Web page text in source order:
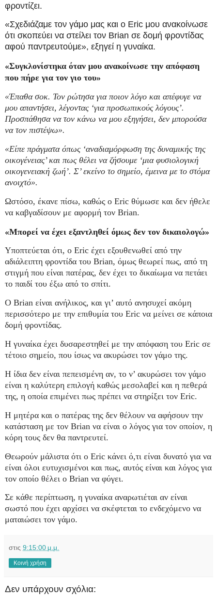
φροντίζει.
«Σχεδιάζαμε τον γάμο μας και ο Eric μου ανακοίνωσε
ότι σκοπεύει να στείλει τον Brian σε δομή φροντίδας
αφού παντρευτούμε», εξηγεί η γυναίκα.
«Συγκλονίστηκα όταν μου ανακοίνωσε την απόφαση
που πήρε για τον γιο του»
«Έπαθα σοκ. Τον ρώτησα για ποιον λόγο και απέφυγε να
μου απαντήσει, λέγοντας ‘για προσωπικούς λόγους’.
Προσπάθησα να τον κάνω να μου εξηγήσει, δεν μπορούσα
να τον πιστέψω».
«Είπε πράγματα όπως ‘αναδιαμόρφωση της δυναμικής της
οικογένειας’ και πως θέλει να ζήσουμε ‘μια φυσιολογική
οικογενειακή ζωή’. Σ’ εκείνο το σημείο, έμεινα με το στόμα
ανοιχτό».
Ωστόσο, έκανε πίσω, καθώς ο Eric θύμωσε και δεν ήθελε
να καβγαδίσουν με αφορμή τον Brian.
«Μπορεί να έχει εξαντληθεί όμως δεν τον δικαιολογώ»
Υποπτεύεται ότι, ο Eric έχει εξουθενωθεί από την
αδιάλειπτη φροντίδα του Brian, όμως θεωρεί πως, από τη
στιγμή που είναι πατέρας, δεν έχει το δικαίωμα να πετάει
το παιδί του έξω από το σπίτι.
O Brian είναι ανήλικος, και γι’ αυτό ανησυχεί ακόμη
περισσότερο με την επιθυμία του Eric να μείνει σε κάποια
δομή φροντίδας.
Η γυναίκα έχει δυσαρεστηθεί με την απόφαση του Eric σε
τέτοιο σημείο, που ίσως να ακυρώσει τον γάμο της.
Η ίδια δεν είναι πεπεισμένη αν, το ν’ ακυρώσει τον γάμο
είναι η καλύτερη επιλογή καθώς μεσολαβεί και η πεθερά
της, η οποία επιμένει πως πρέπει να στηρίξει τον Eric.
Η μητέρα και ο πατέρας της δεν θέλουν να αφήσουν την
κατάσταση με τον Brian να είναι ο λόγος για τον οποίον, η
κόρη τους δεν θα παντρευτεί.
Θεωρούν μάλιστα ότι ο Eric κάνει ό,τι είναι δυνατό για να
είναι όλοι ευτυχισμένοι και πως, αυτός είναι και λόγος για
τον οποίο θέλει ο Brian να φύγει.
Σε κάθε περίπτωση, η γυναίκα αναρωτιέται αν είναι
σωστό που έχει αρχίσει να σκέφτεται το ενδεχόμενο να
ματαιώσει τον γάμο.
στις 9:15:00 μ.μ.
Κοινή χρήση
Δεν υπάρχουν σχόλια: